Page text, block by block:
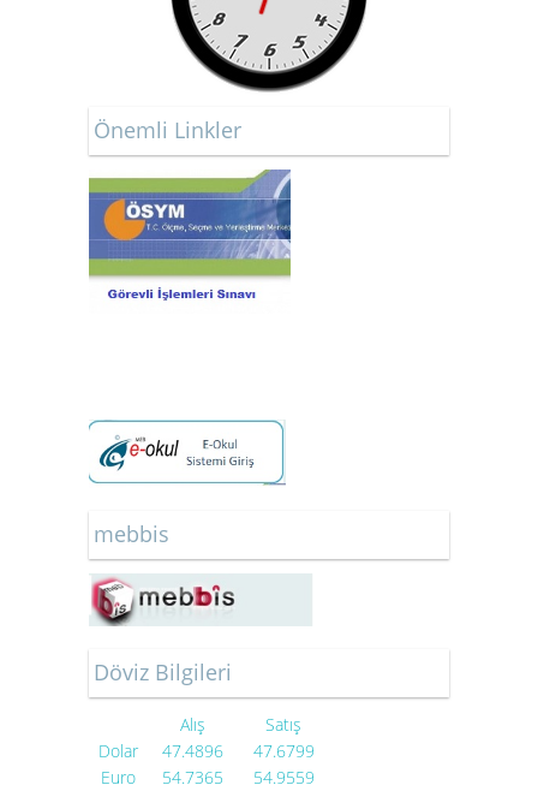
Önemli Linkler
mebbis
Döviz Bilgileri
Alış
Satış
Dolar
47.4896
47.6799
Euro
54.7365 54.9559